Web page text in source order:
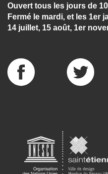
Ouvert tous les jours de
Fermé le mardi, et les 1er
14 juillet, 15 août, 1er